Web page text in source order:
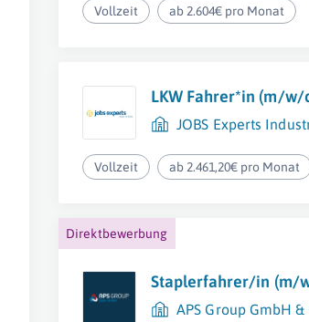
Vollzeit ab 2.604€ pro Monat
LKW Fahrer*in (m/w/
JOBS Experts
Vollzeit ab 2.461,20€ pro Monat
Direktbewerbung
Staplerfahrer/in (m/
APS Group GmbH &